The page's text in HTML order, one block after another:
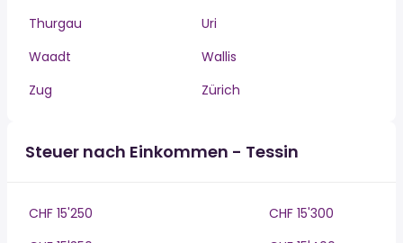
Thurgau
Uri
Waadt
Wallis
Zug
Zürich
Steuer nach Einkommen - Tessin
CHF 15'250
CHF 15'300